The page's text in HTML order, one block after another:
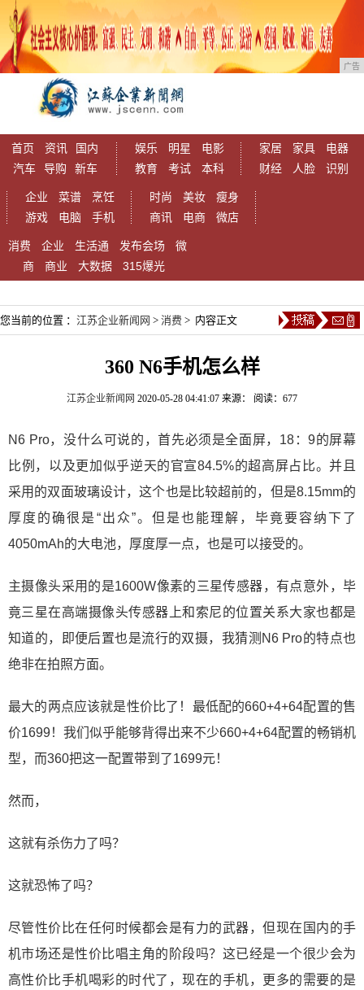
广告
首页 资讯
国内
汽车
导购 新车
娱乐 明星
电影
教育
考试 本科
家居 家具
电器
财经
人脸 识别
企业 菜谱
烹饪
游戏
电脑 手机
时尚 美妆
瘦身
商讯
电商 微店
消费 企业 生活通 发布会场
微
商
商业 大数据 315爆光
您当前的位置 ： 江苏企业新闻网 > 消费 > 内容正文
360 N6手机怎么样
江苏企业新闻网 2020-05-28 04:41:07 来源： 阅读：677
N6 Pro，没什么可说的，首先必须是全面屏，18：9的屏幕
比例，以及更加似乎逆天的官宣84.5%的超高屏占比。并且
采用的双面玻璃设计，这个也是比较超前的，但是8.15mm的
厚度的确很是“出众”。但是也能理解，毕竟要容纳下了
4050mAh的大电池，厚度厚一点，也是可以接受的。
主摄像头采用的是1600W像素的三星传感器，有点意外，毕
竟三星在高端摄像头传感器上和索尼的位置关系大家也都是
知道的，即便后置也是流行的双摄，我猜测N6 Pro的特点也
绝非在拍照方面。
最大的两点应该就是性价比了！最低配的660+4+64配置的售
价1699！我们似乎能够背得出来不少660+4+64配置的畅销机
型，而360把这一配置带到了1699元！
然而，
这就有杀伤力了吗？
这就恐怖了吗？
尽管性价比在任何时候都会是有力的武器，但现在国内的手
机市场还是性价比唱主角的阶段吗？这已经是一个很少会为
高性价比手机喝彩的时代了，现在的手机，更多的需要的是